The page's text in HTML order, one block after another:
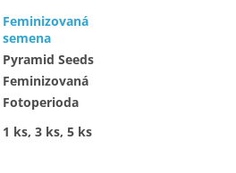
Feminizovaná
semena
Pyramid Seeds
Feminizovaná
Fotoperioda
1 ks, 3 ks, 5 ks